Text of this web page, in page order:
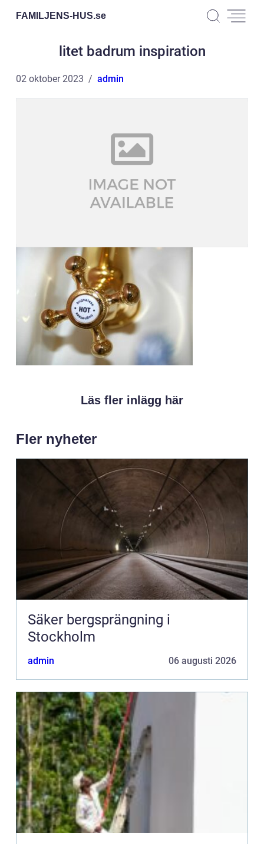
FAMILJENS-HUS.se
litet badrum inspiration
02 oktober 2023 admin
Läs fler inlägg här
Fler nyheter
Säker bergsprängning i
Stockholm
admin 06 augusti 2026